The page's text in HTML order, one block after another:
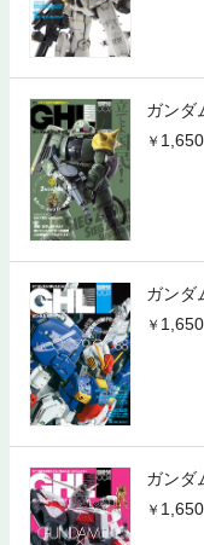
ガンダ
1,650
ガンダ
1,650
ガンダ
1,650